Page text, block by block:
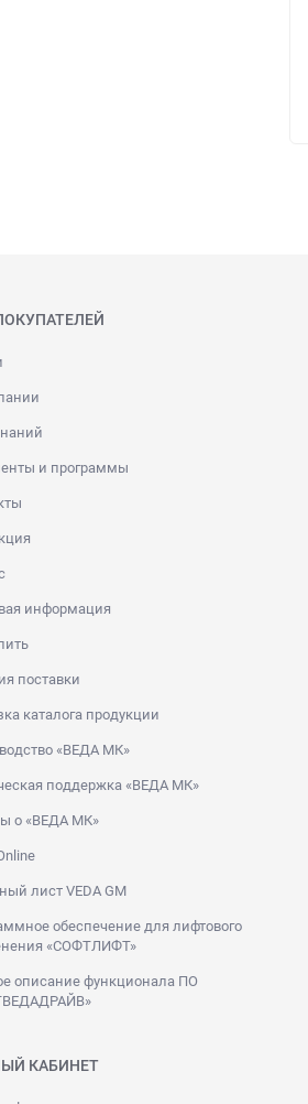
и программы
информация
поставки
каталога продукции
«ВЕДА МК»
поддержка «ВЕДА МК»
о «ВЕДА МК»
лист VEDA GM
обеспечение для лифтового
«СОФТЛИФТ»
описание функционала ПО
КАБИНЕТ